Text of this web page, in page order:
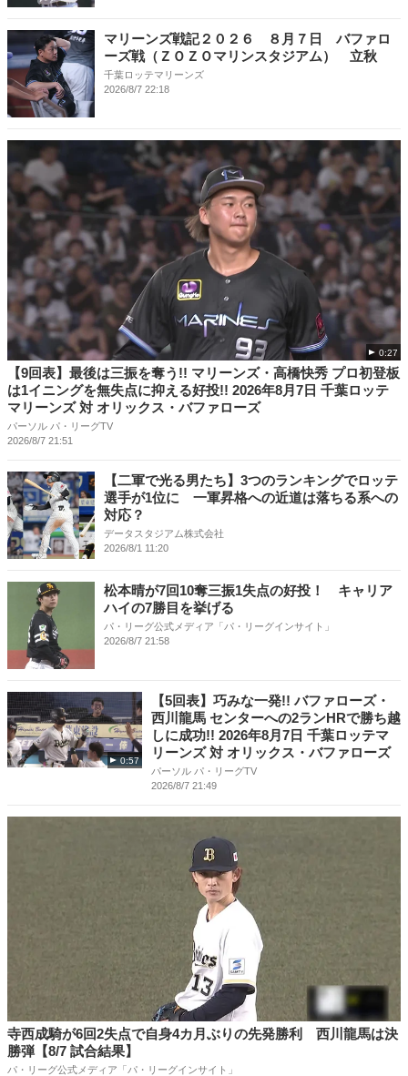
マリーンズ戦記２０２６ ８月７日 バファロ
ーズ戦（ＺＯＺＯマリンスタジアム） 立秋
千葉ロッテマリーンズ
2026/8/7 22:18
0:27
【9回表】最後は三振を奪う!! マリーンズ・高橋快秀 プロ初登板
は1イニングを無失点に抑える好投!! 2026年8月7日 千葉ロッテ
マリーンズ 対 オリックス・バファローズ
パーソル パ・リーグTV
2026/8/7 21:51
【二軍で光る男たち】3つのランキングでロッテ
選手が1位に 一軍昇格への近道は落ちる系への
対応？
データスタジアム株式会社
2026/8/1 11:20
松本晴が7回10奪三振1失点の好投！ キャリア
ハイの7勝目を挙げる
パ・リーグ公式メディア「パ・リーグインサイト」
2026/8/7 21:58
0:57
【5回表】巧みな一発!! バファローズ・
西川龍馬 センターへの2ランHRで勝ち越
しに成功!! 2026年8月7日 千葉ロッテマ
リーンズ 対 オリックス・バファローズ
パーソル パ・リーグTV
2026/8/7 21:49
寺西成騎が6回2失点で自身4カ月ぶりの先発勝利 西川龍馬は決
勝弾【8/7 試合結果】
パ・リーグ公式メディア「パ・リーグインサイト」